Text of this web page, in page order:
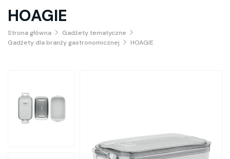
HOAGIE
Strona główna
Gadżety tematyczne
Gadżety dla branży gastronomicznej
HOAGIE